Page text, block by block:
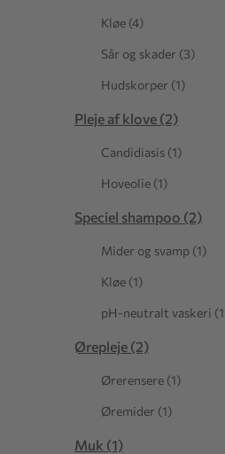
Kløe (4)
Sår og skader (3)
Hudskorper (1)
Pleje af klove (2)
Candidiasis (1)
Hoveolie (1)
Speciel shampoo (2)
Mider og svamp (1)
Kløe (1)
pH-neutralt vaskeri
Ørepleje (2)
Ørerensere (1)
Øremider (1)
Muk (1)